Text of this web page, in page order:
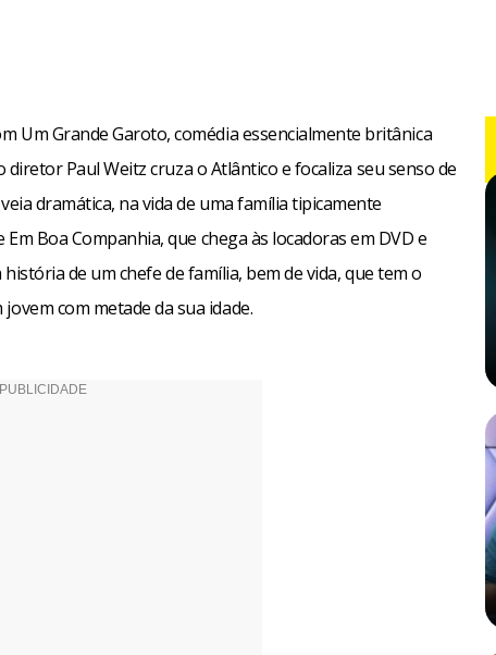
Um Grande Garoto, comédia essencialmente britânica
Paul Weitz cruza o Atlântico e focaliza seu senso de
dramática, na vida de uma família tipicamente
Boa Companhia, que chega às locadoras em DVD e
de um chefe de família, bem de vida, que tem o
com metade da sua idade.